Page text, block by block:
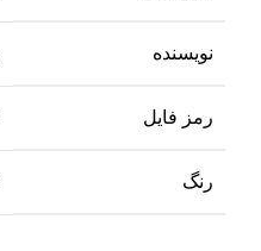
نویسنده
رمز فایل
رنگ